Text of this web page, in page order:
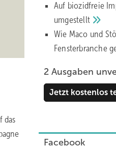
das
Auf biozidfreie
umgestellt
Wie Maco und
Fensterbranche
2 Ausgaben
Jetzt kostenlos
Facebook